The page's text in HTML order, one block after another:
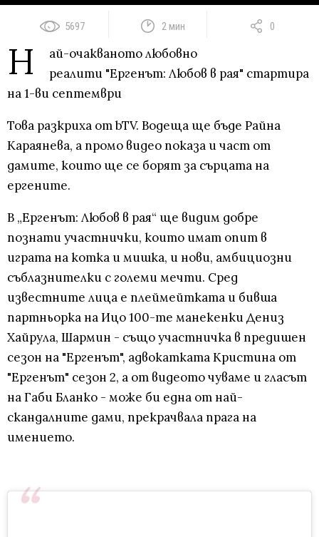
5697 2 мин 0
Н
ай-очакваното любовно
реалити "Ергенът: Любов в рая" стартира
на 1-ви септември
Това разкриха от bTV. Водеща ще бъде Райна
Караянева, а промо видео показа и част от
дамите, които ще се борят за сърцата на
ергените.
В „Ергенът: Любов в рая“ ще видим добре
познати участнички, които имат опит в
играта на котка и мишка, и нови, амбициозни
съблазнителки с големи мечти. Сред
известните лица е плеймейтката и бивша
партньорка на Ицо 100-те манекенки Дениз
Хайрула, Шармин - също участничка в предишен
сезон на "Ергенът", адвокатката Кристина от
"Ергенът" сезон 2, а от видеото чуваме и гласът
на Габи Бланко - може би една от най-
скандалните дами, прекрачвала прага на
имението.